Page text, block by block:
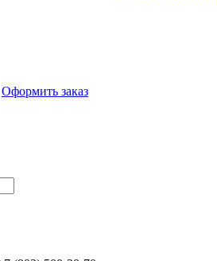
Оформить заказ